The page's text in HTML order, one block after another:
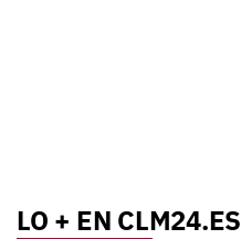
LO + EN CLM24.ES